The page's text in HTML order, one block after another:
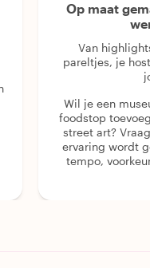
Op maat
Van
pareltjes, je
Wil je een
foodstop
street art?
ervaring wordt
tempo,